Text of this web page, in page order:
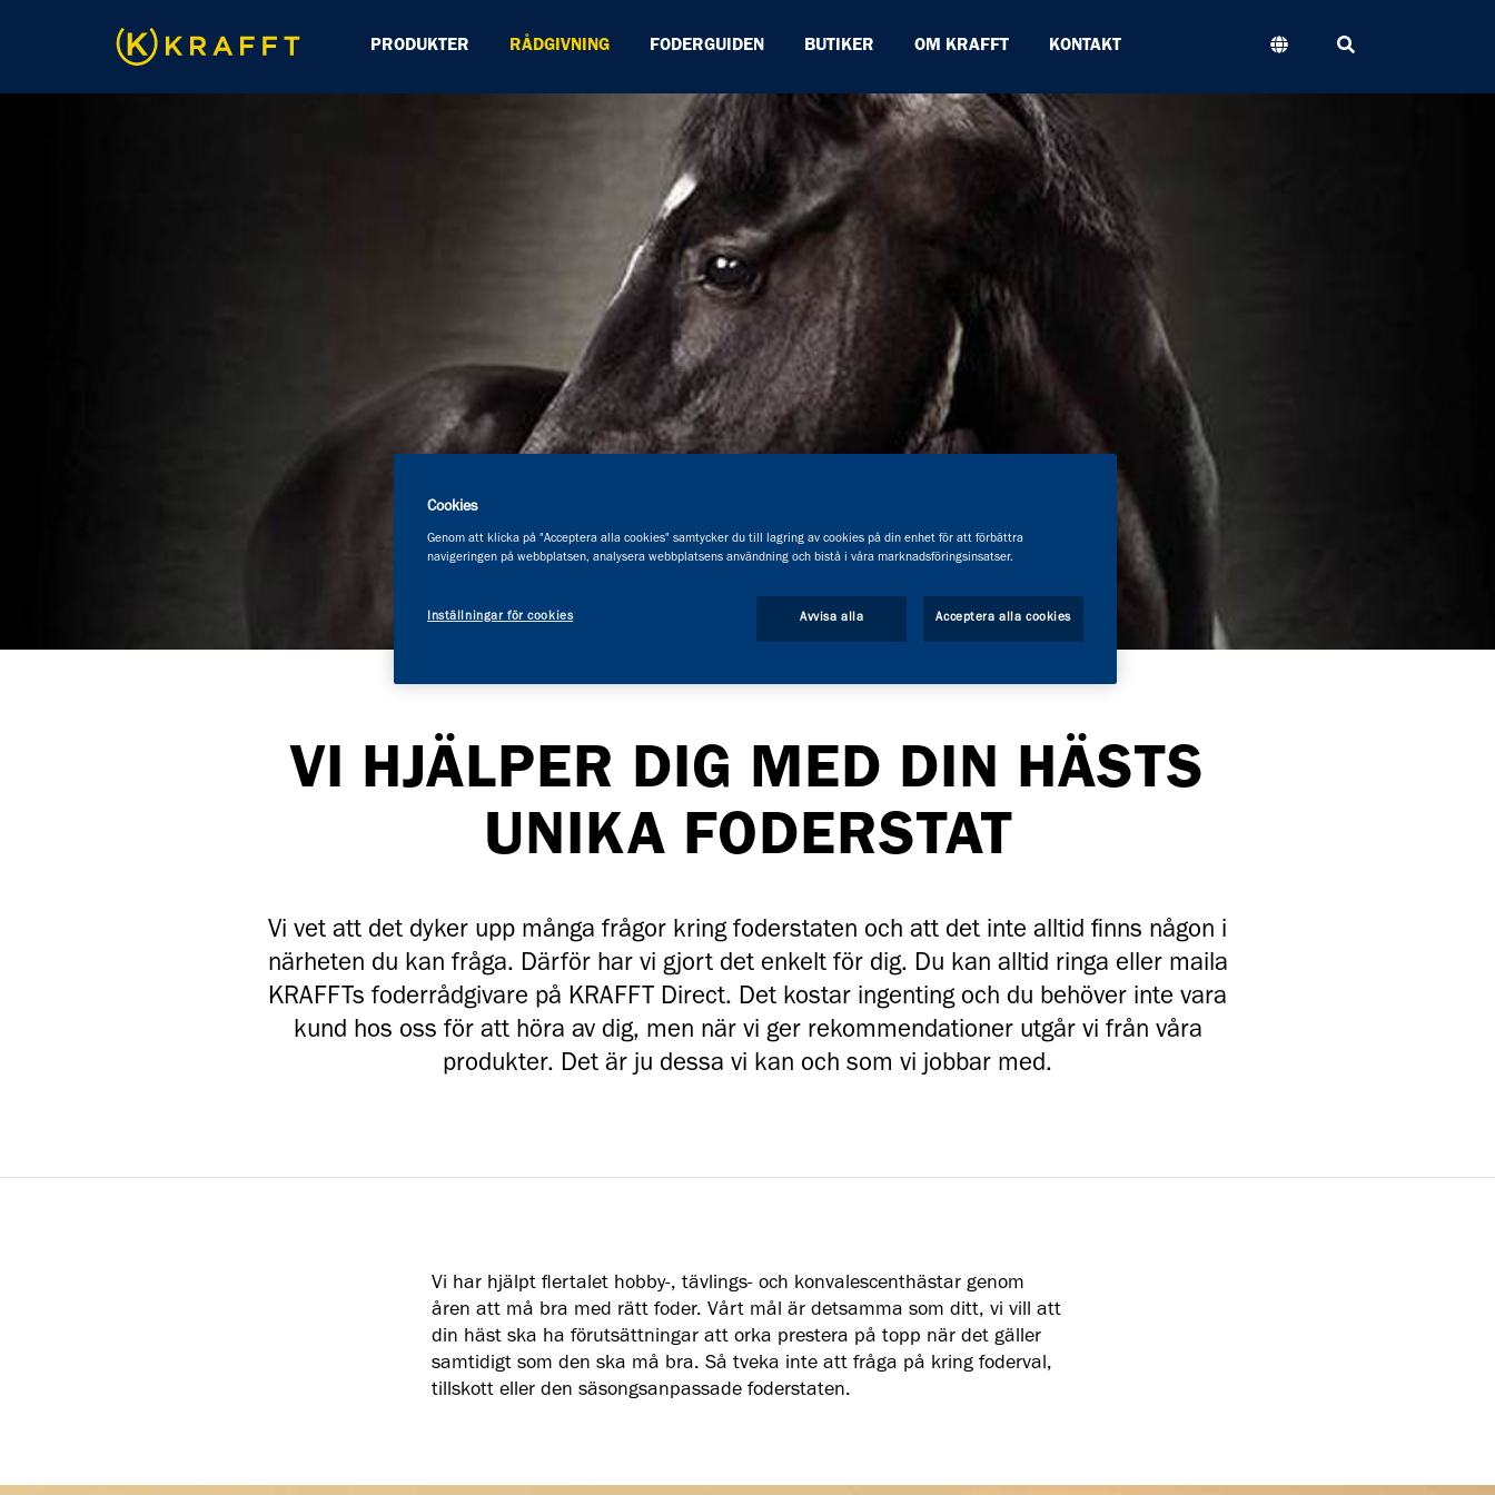
PRODUKTER RÅDGIVNING FODERGUIDEN BUTIKER OM KRAFFT KONTAKT
VI HJÄLPER DIG MED DIN HÄSTS
UNIKA FODERSTAT
Vi vet att det dyker upp många frågor kring foderstaten och att det inte alltid finns någon i
närheten du kan fråga. Därför har vi gjort det enkelt för dig. Du kan alltid ringa eller maila
KRAFFTs foderrådgivare på KRAFFT Direct. Det kostar ingenting och du behöver inte vara
kund hos oss för att höra av dig, men när vi ger rekommendationer utgår vi från våra
produkter. Det är ju dessa vi kan och som vi jobbar med.
Vi har hjälpt flertalet hobby-, tävlings- och konvalescenthästar genom
åren att må bra med rätt foder. Vårt mål är detsamma som ditt, vi vill att
din häst ska ha förutsättningar att orka prestera på topp när det gäller
samtidigt som den ska må bra. Så tveka inte att fråga på kring foderval,
tillskott eller den säsongsanpassade foderstaten.
Cookies
Genom att klicka på "Acceptera alla cookies" samtycker du till lagring av cookies på din enhet för att förbättra
navigeringen på webbplatsen, analysera webbplatsens användning och bistå i våra marknadsföringsinsatser.
Inställningar för cookies Avvisa alla Acceptera alla cookies